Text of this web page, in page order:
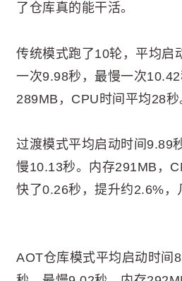
了仓库真的能干活。
传统模式跑了10轮，平均启
一次9.98秒，最慢一次
289MB，CPU时间平均28
过渡模式平均启动时间9.89
慢10.13秒。内存291MB，
快了0.26秒，提升约2.6%，
AOT仓库模式平均启动时间